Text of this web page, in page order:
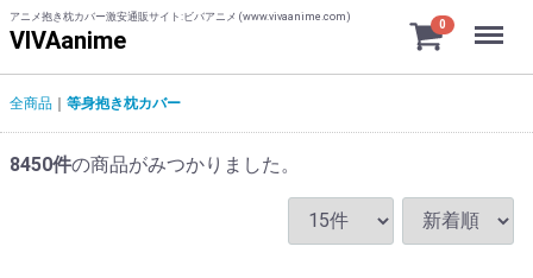
アニメ抱き枕カバー激安通販サイト:ビバアニメ (www.vivaanime.com)
VIVAanime
0 Menu
全商品 等身抱き枕カバー
8450件の商品がみつかりました。